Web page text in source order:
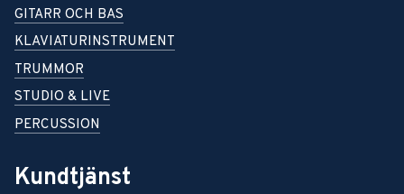
GITARR OCH BAS
KLAVIATURINSTRUMENT
TRUMMOR
STUDIO & LIVE
PERCUSSION
Kundtjänst